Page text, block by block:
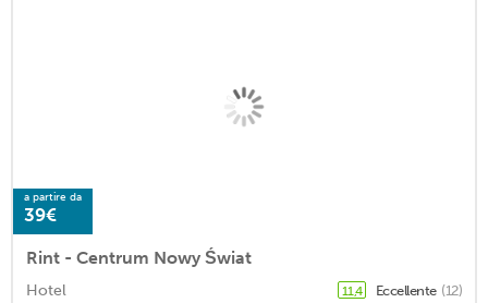
a partire da
39€
Rint - Centrum Nowy Świat
Hotel 11,4 Eccellente (12)